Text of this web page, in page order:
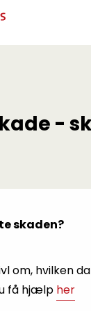
-
skaden?
om, hvilken
få hjælp her